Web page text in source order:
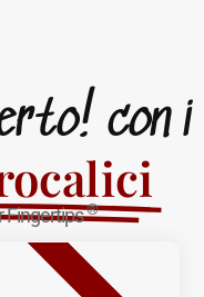
con i
Fingertips®
BESTSELLER